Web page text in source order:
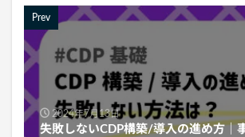
Prev
2024年7月13日
失敗しないCDP構築/導入の進め方｜